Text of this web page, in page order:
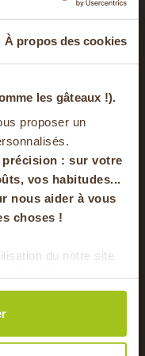
À propos des cookies
les gâteaux !).
proposer un
précision : sur votre
vos habitudes...
nous aider à vous
choses !
du notre site
peuvent être
que vous leur
lors de votre
sur
newsletter
semaine de bons
saison !